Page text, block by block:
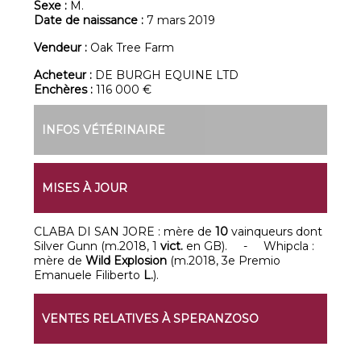
Sexe : M.
Date de naissance :7 mars 2019
Vendeur : Oak Tree Farm
Acheteur : DE BURGH EQUINE LTD
Enchères :116 000 €
INFOS VÉTÉRINAIRE
MISES À JOUR
CLABA DI SAN JORE : mère de10 vainqueurs dont
Silver Gunn (m.2018, 1vict. en GB). - Whipcla :
mère deWild Explosion (m.2018, 3e Premio
Emanuele Filiberto L.).
VENTES RELATIVES À SPERANZOSO